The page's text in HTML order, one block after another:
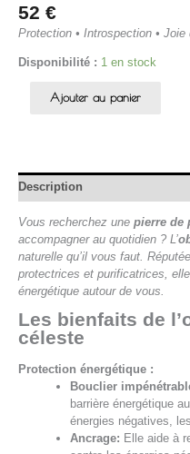
52 €
Protection • Introspection • Joie
Disponibilité : 1 en stock
Ajouter au panier
Description
Vous recherchez une pierre de
accompagner au quotidien ? L’
naturelle qu’il vous faut.
protectrices et purificatrices,
énergétique autour de vous.
Les bienfaits de
céleste
Protection énergétique :
Bouclier
barrière énergétique
énergies négatives,
Ancrage: Elle aide à